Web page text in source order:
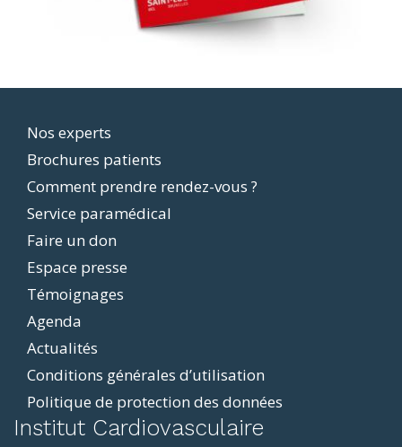
Footer
menu
Nos experts
Brochures patients
Comment prendre rendez-vous ?
Service paramédical
Faire un don
Espace presse
Témoignages
Agenda
Actualités
Conditions générales d’utilisation
Politique de protection des données
Institut Cardiovasculaire